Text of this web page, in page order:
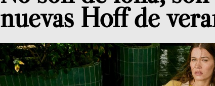
nuevas Hoff de